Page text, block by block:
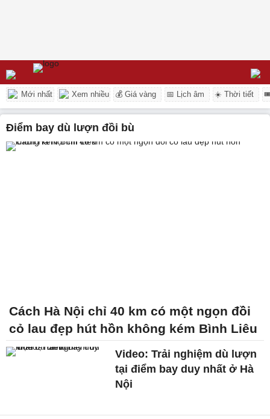
Mới nhất Xem nhiều 💰 Giá vàng 📅 Lịch âm ☀️ Thời tiết
điểm bay dù lượn đồi bù
Cách Hà Nội chỉ 40 km có một ngọn đồi
cỏ lau đẹp hút hồn không kém Bình Liêu
Video: Trải nghiệm dù lượn
tại điểm bay duy nhất ở Hà
Nội